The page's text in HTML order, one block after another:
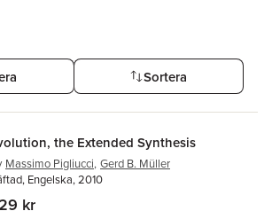
Sortera
the Extended Synthesis
Massimo Pigliucci, Gerd B. Müller
Engelska, 2010
kr